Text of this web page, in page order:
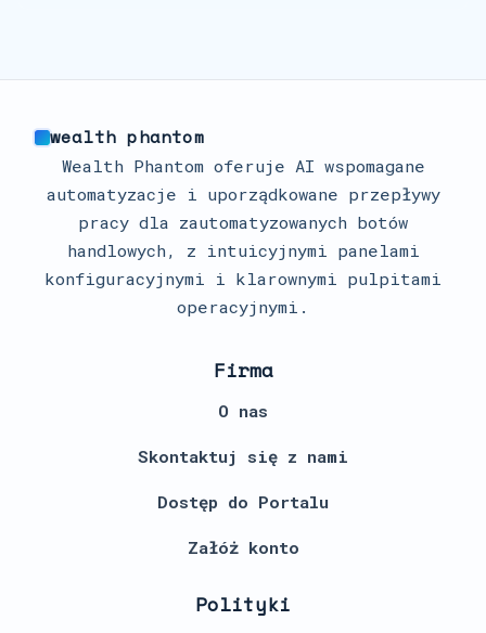
wealth phantom
Wealth Phantom oferuje AI wspomagane
automatyzacje i uporządkowane przepływy
pracy dla zautomatyzowanych botów
handlowych, z intuicyjnymi panelami
konfiguracyjnymi i klarownymi pulpitami
operacyjnymi.
Firma
O nas
Skontaktuj się z nami
Dostęp do Portalu
Załóż konto
Polityki